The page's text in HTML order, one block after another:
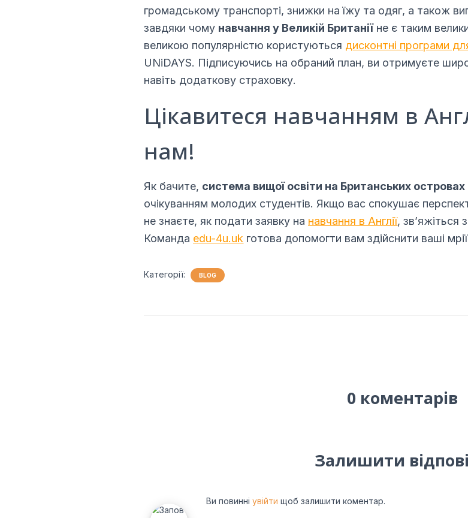
громадському транспорті, знижки на їжу та одяг, а також
завдяки чому навчання у Великій Британіїне є таким
великою популярністю користуються дисконтні програми
UNiDAYS. Підписуючись на обраний план, ви отримуєте
навіть додаткову страховку.
Цікавитеся навчанням в
нам!
Як бачите, система вищої освіти на Британських островах
очікуванням молодих студентів. Якщо вас спокушає
не знаєте, як подати заявку на навчання в Англії, зв’яжіться
Команда edu-4u.uk готова допомогти вам здійснити ваші
Категорії: BLOG
0 коментарів
Залишити
Ви повинніувійти щоб залишити коментар.